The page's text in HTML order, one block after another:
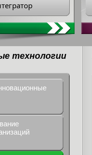
технологии